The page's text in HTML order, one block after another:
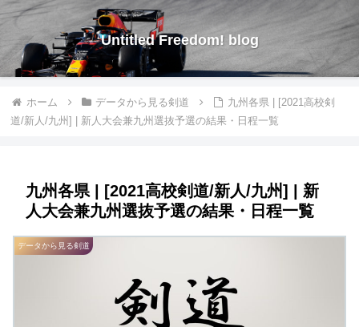
Untitled Freedom! blog
ホーム データから見る剣道
九州各県 | [2021高校剣
道/新人/九州] | 新人大会兼九州選抜予選の結果・日程一覧
九州各県 | [2021高校剣道/新人/九州] | 新
人大会兼九州選抜予選の結果・日程一覧
データから見る剣道